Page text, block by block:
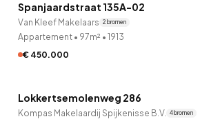
21 uur geleden ontdekt
Spanjaardstraat 135A-02
Van Kleef Makelaars 2 bronnen
Appartement • 97m² • 1913
€ 450.000
21 uur geleden ontdekt
Lokkertsemolenweg 286
Kompas Makelaardij Spijkenisse B.V. 4 bronnen